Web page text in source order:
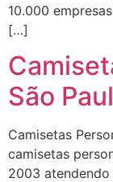
10.000
[…]
São
Camisetas
camisetas
2003